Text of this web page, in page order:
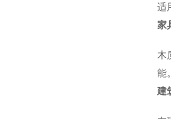
适
家
木
能
建